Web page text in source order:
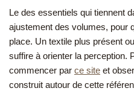
Le des essentiels qui tiennent
ajustement des volumes, pour
place. Un textile plus présent
suffire à orienter la perception.
commencer par ce site et
construit autour de cette